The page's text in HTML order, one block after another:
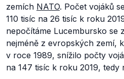
zemích NATO. Počet vojáků
110 tisíc na 26 tisíc k roku
nepočítáme Lucembursko se
nejméně z evropských zemí,
v roce 1989, snížilo počty
na 147 tisíc k roku 2019, tedy